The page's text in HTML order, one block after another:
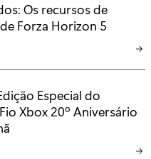
Os recursos de
Forza Horizon 5
Especial do
Xbox 20º Aniversário